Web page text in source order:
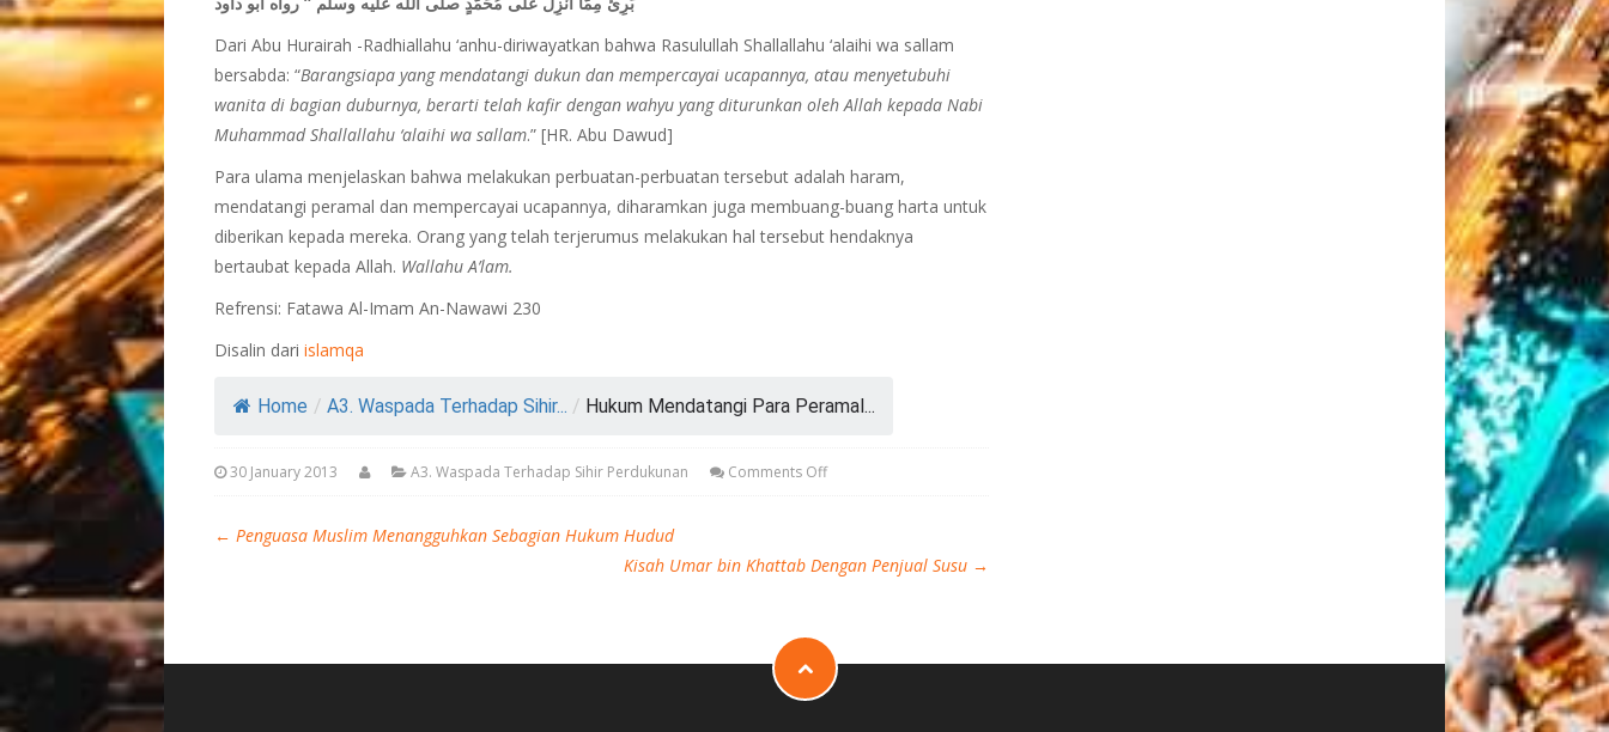
Dari Abu Hurairah -Radhiallahu ‘anhu-diriwayatkan bahwa Rasulullah Shallallahu ‘alaihi wa sallam
bersabda: “Barangsiapa yang mendatangi dukun dan mempercayai ucapannya, atau menyetubuhi
wanita di bagian duburnya, berarti telah kafir dengan wahyu yang diturunkan oleh Allah kepada Nabi
Muhammad Shallallahu ‘alaihi wa sallam.” [HR. Abu Dawud]
Para ulama menjelaskan bahwa melakukan perbuatan-perbuatan tersebut adalah haram,
mendatangi peramal dan mempercayai ucapannya, diharamkan juga membuang-buang harta untuk
diberikan kepada mereka. Orang yang telah terjerumus melakukan hal tersebut hendaknya
bertaubat kepada Allah. Wallahu A’lam.
Refrensi: Fatawa Al-Imam An-Nawawi 230
Disalin dari islamqa
Home / A3. Waspada Terhadap Sihir... / Hukum Mendatangi Para Peramal...
30 January 2013 A3. Waspada Terhadap Sihir Perdukunan Comments Off
← Penguasa Muslim Menangguhkan Sebagian Hukum Hudud
Kisah Umar bin Khattab Dengan Penjual Susu →